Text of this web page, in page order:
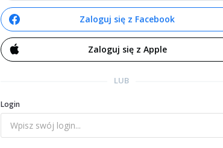
Zaloguj się z Facebook
Zaloguj się z Apple
LUB
Login